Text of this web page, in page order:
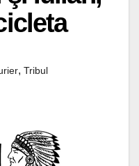
, Tribul